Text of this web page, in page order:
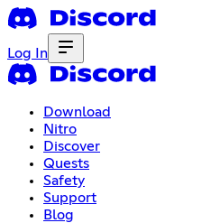
Log In
Download
Nitro
Discover
Quests
Safety
Support
Blog